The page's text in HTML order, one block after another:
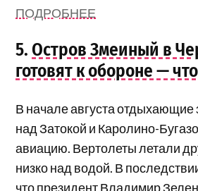
ПОДРОБНЕЕ
5.Остров Змеиный в
готовят к обороне —
В начале августа отдыхающие
над Затокой и Каролино-
авиацию. Вертолеты летали
низко над водой. В
что президент Владимир